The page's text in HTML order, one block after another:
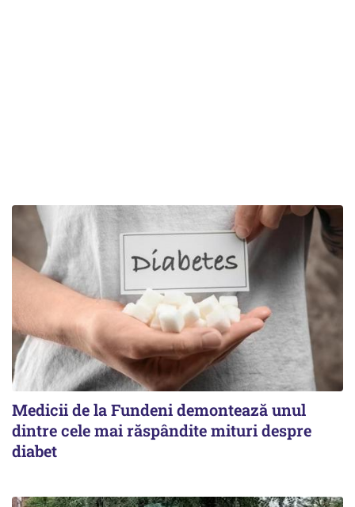
Medicii de la Fundeni demontează unul
dintre cele mai răspândite mituri despre
diabet